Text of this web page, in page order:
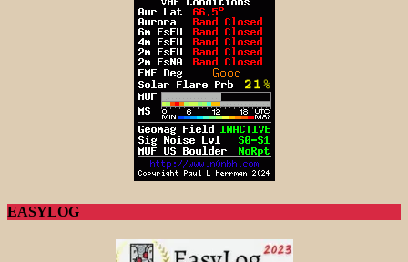
EASYLOG